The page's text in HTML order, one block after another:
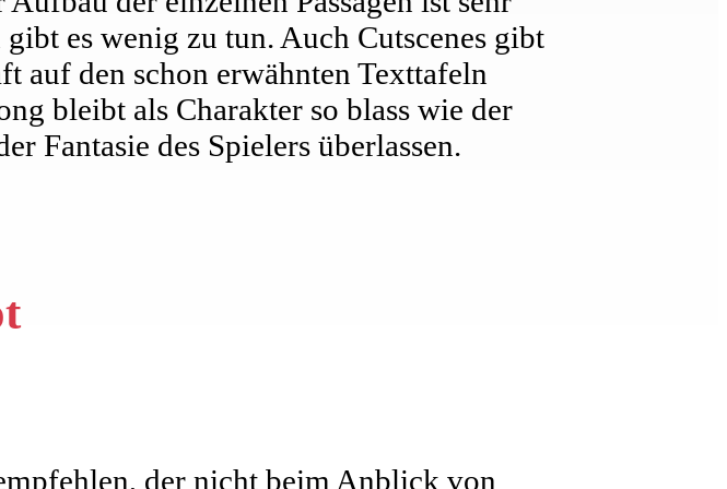
es wenig zu tun. Auch Cutscenes gibt
auf den schon erwähnten Texttafeln
bleibt als Charakter so blass wie der
Fantasie des Spielers überlassen.
der nicht beim Anblick von